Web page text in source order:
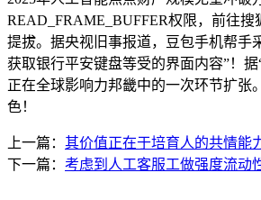
READ_FRAME_BUFFER权限，前往
提拔。据央视旧事报道，豆包手机帮手
获取银行平安键盘等受的界面内容”！
正在全球影响力邦畿中的一次环节扩张
色！
上一篇： 其价值正在于培育人的共情能
下一篇： 考虑到人工客服工做强度流动